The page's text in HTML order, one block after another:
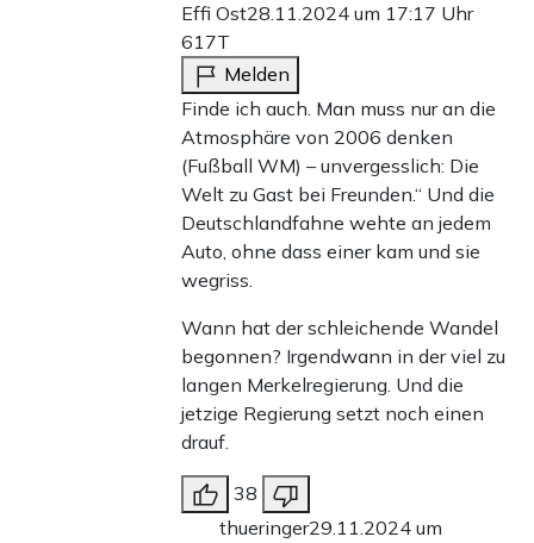
Effi Ost28.11.2024 um 17:17 Uhr
617T
Melden
Finde ich auch. Man muss nur an die
Atmosphäre von 2006 denken
(Fußball WM) – unvergesslich: Die
Welt zu Gast bei Freunden.“ Und die
Deutschlandfahne wehte an jedem
Auto, ohne dass einer kam und sie
wegriss.
Wann hat der schleichende Wandel
begonnen? Irgendwann in der viel zu
langen Merkelregierung. Und die
jetzige Regierung setzt noch einen
drauf.
38
thueringer29.11.2024 um